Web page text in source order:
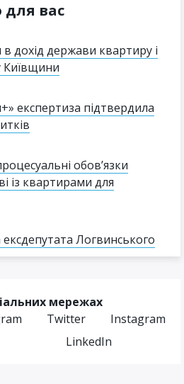
вас
дохід держави квартиру і
Київщини
експертиза підтвердила
обов’язки
із квартирами для
Логвинського
мережах
Twitter
Instagram
LinkedIn